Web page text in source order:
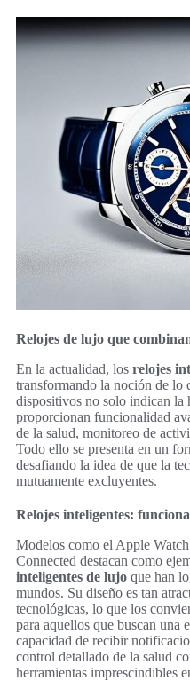
Relojes de lujo que
En la actualidad, los relojes
transformando la noción de lo
dispositivos no solo indican la
proporcionan funcionalidad
de la salud, monitoreo de
Todo ello se presenta en un
desafiando la idea de que la
mutuamente excluyentes.
Relojes inteligentes:
Modelos como el Apple
Connected destacan como
inteligentes de lujo que han
mundos. Su diseño es tan
tecnológicas, lo que los
para aquellos que buscan una
capacidad de recibir
control detallado de la salud
herramientas imprescindibles